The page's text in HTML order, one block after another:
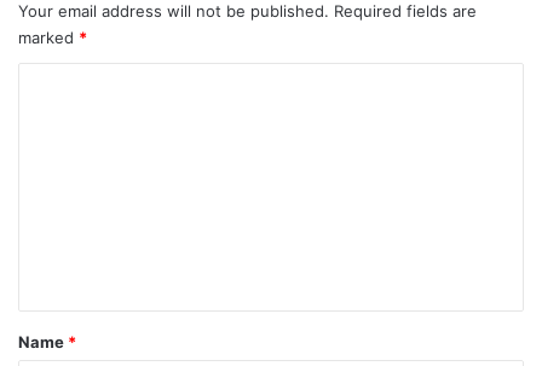
श
Your email address will not be published. Required fields are
marked *
*
Name *